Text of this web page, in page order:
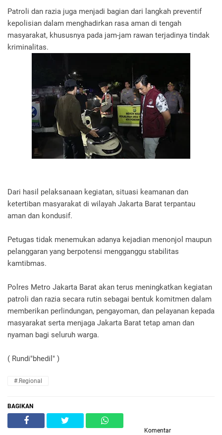
Patroli dan razia juga menjadi bagian dari langkah preventif
kepolisian dalam menghadirkan rasa aman di tengah
masyarakat, khususnya pada jam-jam rawan terjadinya tindak
kriminalitas.
Dari hasil pelaksanaan kegiatan, situasi keamanan dan
ketertiban masyarakat di wilayah Jakarta Barat terpantau
aman dan kondusif.
Petugas tidak menemukan adanya kejadian menonjol maupun
pelanggaran yang berpotensi mengganggu stabilitas
kamtibmas.
Polres Metro Jakarta Barat akan terus meningkatkan kegiatan
patroli dan razia secara rutin sebagai bentuk komitmen dalam
memberikan perlindungan, pengayoman, dan pelayanan kepada
masyarakat serta menjaga Jakarta Barat tetap aman dan
nyaman bagi seluruh warga.
( Rundi"bhedil" )
#.Regional
BAGIKAN
Komentar